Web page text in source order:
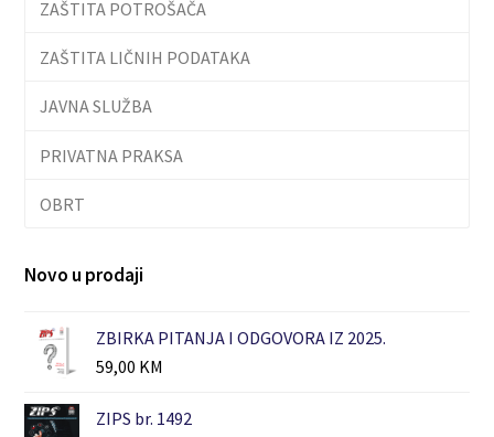
ZAŠTITA POTROŠAČA
ZAŠTITA LIČNIH PODATAKA
JAVNA SLUŽBA
PRIVATNA PRAKSA
OBRT
Novo u prodaji
ZBIRKA PITANJA I ODGOVORA IZ 2025.
59,00 KM
ZIPS br. 1492